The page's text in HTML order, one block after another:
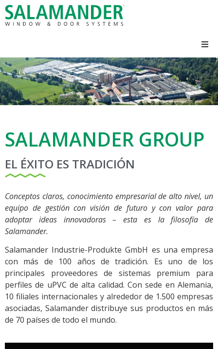
SALAMANDER GROUP
EL ÉXITO ES TRADICIÓN
Conceptos claros, conocimiento empresarial de alto nivel, un
equipo de gestión con visión de futuro y con valor para
adoptar ideas innovadoras – esta es la filosofía de
Salamander.
Salamander Industrie-Produkte GmbH es una empresa
con más de 100 años de tradición. Es uno de los
principales proveedores de sistemas premium para
perfiles de uPVC de alta calidad. Con sede en Alemania,
10 filiales internacionales y alrededor de 1.500 empresas
asociadas, Salamander distribuye sus productos en más
de 70 países de todo el mundo.